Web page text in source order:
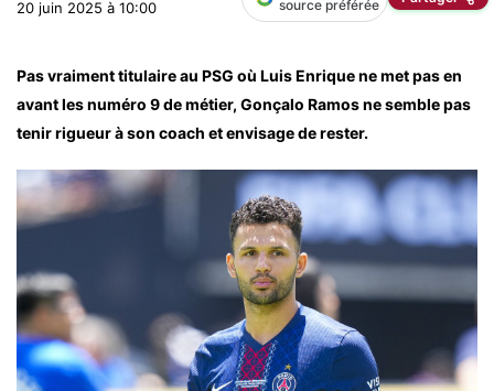
20 juin 2025 à 10:00
source préférée
Pas vraiment titulaire au PSG où Luis Enrique ne met pas en
avant les numéro 9 de métier, Gonçalo Ramos ne semble pas
tenir rigueur à son coach et envisage de rester.